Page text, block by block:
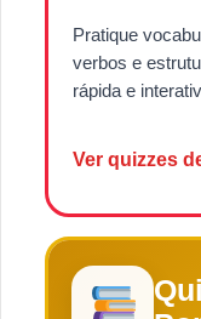
Pratique
verbos e
rápida e
Ver quizzes